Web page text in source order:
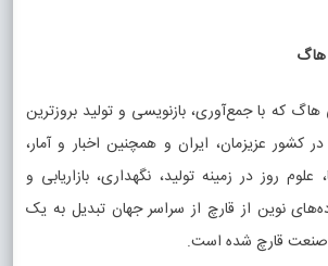
هاگ
که با جمع‌آوری، بازنویسی و تولید بروزترین
کشور عزیزمان، ایران و همچنین اخبار و آمار،
علوم روز در زمینه تولید، نگهداری، بازاریابی و
نوین از قارچ از سراسر جهان تبدیل به یک
قارچ شده است.